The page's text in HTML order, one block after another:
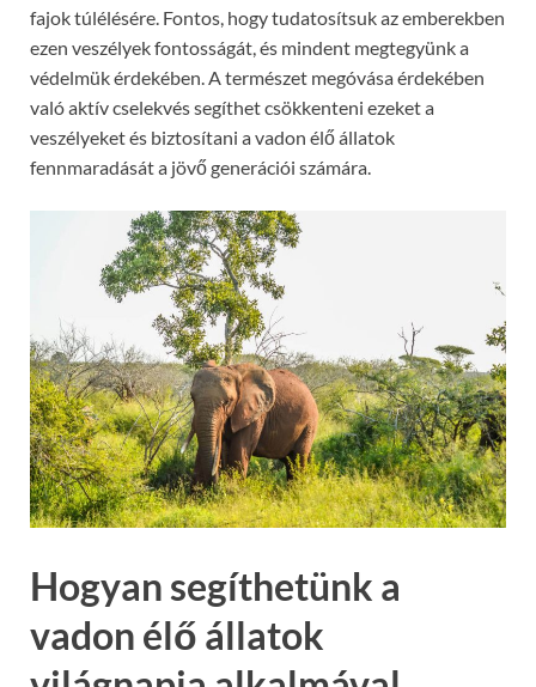
fajok túlélésére. Fontos, hogy tudatosítsuk az emberekben
ezen veszélyek fontosságát, és mindent megtegyünk a
védelmük érdekében. A természet megóvása érdekében
való aktív cselekvés segíthet csökkenteni ezeket a
veszélyeket és biztosítani a vadon élő állatok
fennmaradását a jövő generációi számára.
Hogyan segíthetünk a
vadon élő állatok